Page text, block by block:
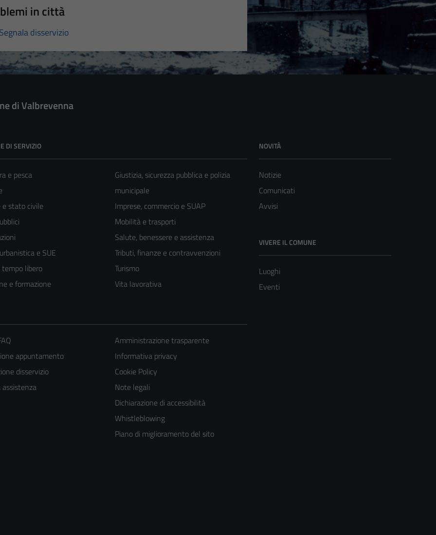
in città
Segnala disservizio
di Valbrevenna
DI SERVIZIO
e pesca
e stato civile
e SUE
libero
e formazione
Giustizia, sicurezza pubblica e polizia
municipale
Imprese, commercio e SUAP
Mobilità e trasporti
Salute, benessere e assistenza
Tributi, finanze e contravvenzioni
Turismo
Vita lavorativa
NOVITÀ
Notizie
Comunicati
Avvisi
VIVERE IL COMUNE
Luoghi
Eventi
appuntamento
disservizio
assistenza
Amministrazione trasparente
Informativa privacy
Cookie Policy
Note legali
Dichiarazione di accessibilità
Whistleblowing
Piano di miglioramento del sito